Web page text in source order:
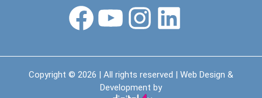
FacebookYouTubeInstagramLinkedin
Copyright © 2026 | All rights reserved | Web Design &
Development by